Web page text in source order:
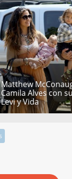
Matthew
Camila Alves con
Levi y Vida